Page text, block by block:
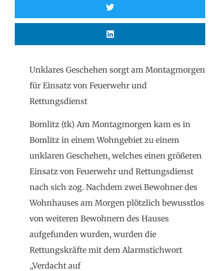
Unklares Geschehen sorgt am Montagmorgen
für Einsatz von Feuerwehr und
Rettungsdienst
Bomlitz (tk) Am Montagmorgen kam es in
Bomlitz in einem Wohngebiet zu einem
unklaren Geschehen, welches einen größeren
Einsatz von Feuerwehr und Rettungsdienst
nach sich zog. Nachdem zwei Bewohner des
Wohnhauses am Morgen plötzlich bewusstlos
von weiteren Bewohnern des Hauses
aufgefunden wurden, wurden die
Rettungskräfte mit dem Alarmstichwort
„Verdacht auf